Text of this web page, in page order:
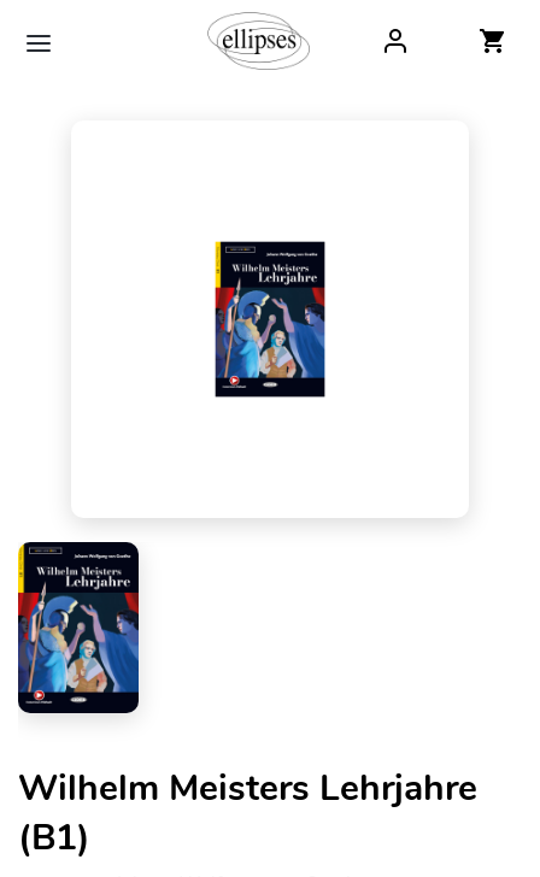
Wilhelm Meisters Lehrjahre
(B1)